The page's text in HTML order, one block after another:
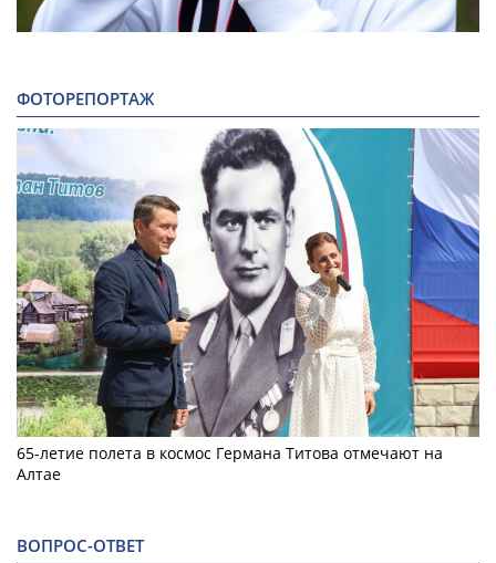
ФОТОРЕПОРТАЖ
65-летие полета в космос Германа Титова отмечают на
Алтае
ВОПРОС-ОТВЕТ